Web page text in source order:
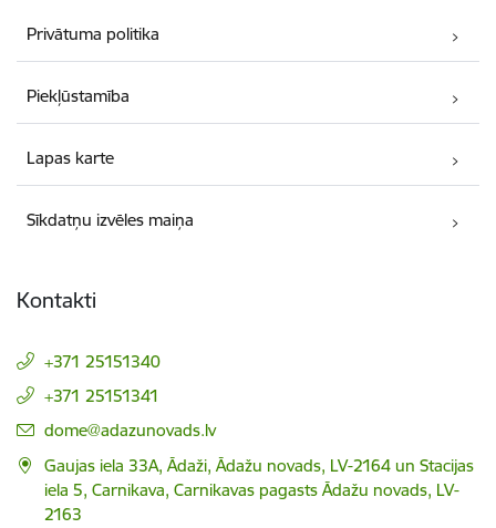
Privātuma politika
Piekļūstamība
Lapas karte
Sīkdatņu izvēles maiņa
Kontakti
+371 25151340
+371 25151341
E-pasts:
dome@adazunovads.lv
Gaujas iela 33A, Ādaži, Ādažu novads, LV-2164 un Stacijas
iela 5, Carnikava, Carnikavas pagasts Ādažu novads, LV-
2163